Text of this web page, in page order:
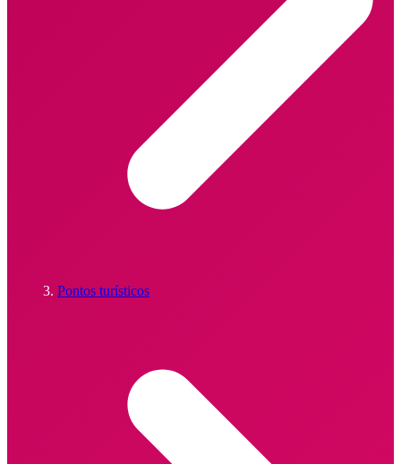
Pontos turísticos